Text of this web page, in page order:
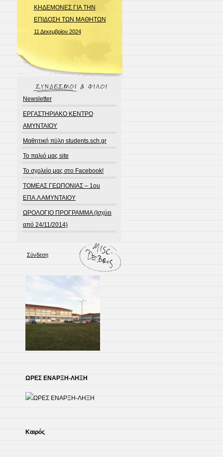
ΚΗΔΕΜΟΝΕΣ ΓΙΑ ΤΗΝ
ΕΠΙΔΟΣΗ ΤΩΝ ΜΑΘΗΤΩΝ
11 Δεκεμβρίου 2024
Newsletter
ΕΡΓΑΣΤΗΡΙΑΚΟ ΚΕΝΤΡΟ
ΑΜΥΝΤΑΙΟΥ
Μαθητική πύλη students.sch.gr
Το παλιό μας site
Το σχολείο μας στο Facebook!
ΤΟΜΕΑΣ ΓΕΩΠΟΝΙΑΣ – 1ou
ΕΠΑ.Λ ΑΜΥΝΤΑΙΟΥ
ΩΡΟΛΟΓΙΟ ΠΡΟΓΡΑΜΜΑ (Ισχύει
από 24/11/2014)
Σύνδεση
ΩΡΕΣ ΕΝΑΡΞΗ-ΛΗΞΗ
Kαιρός